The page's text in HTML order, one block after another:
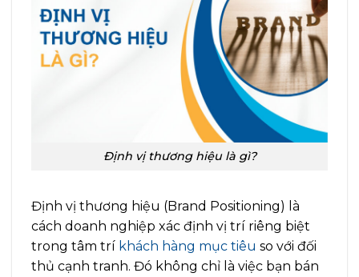
Định vị thương hiệu là gì?
Định vị thương hiệu (Brand Positioning) là
cách doanh nghiệp xác định vị trí riêng biệt
trong tâm trí khách hàng mục tiêu so với đối
thủ cạnh tranh. Đó không chỉ là việc bạn bán